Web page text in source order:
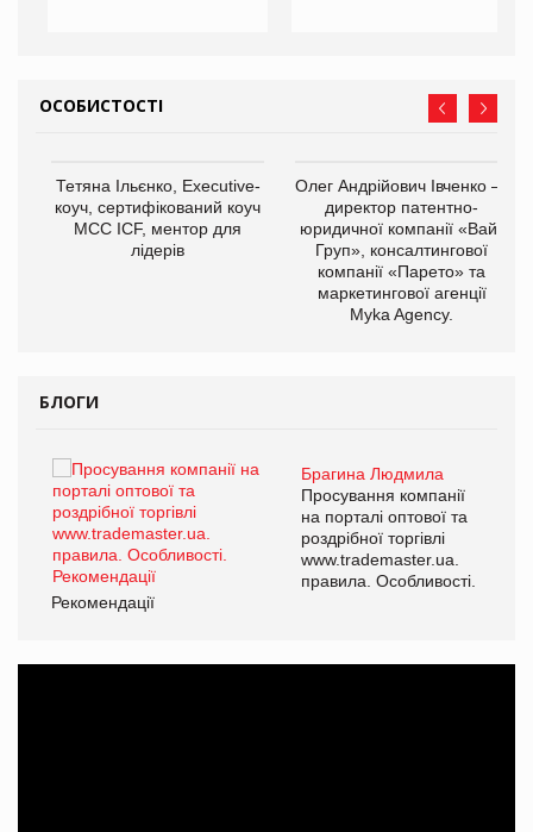
ОСОБИСТОСТІ
Тетяна Ільєнко, Executive-
коуч, сертифікований коуч
МСС ICF, ментор для
лідерів
Олег Андрійович Івченко —
директор патентно-
юридичної компанії «Вайз
Груп», консалтингової
компанії «Парето» та
маркетингової агенції
Myka Agency.
БЛОГИ
Брагина Людмила
Просування компанії
на порталі оптової та
роздрібної торгівлі
www.trademaster.ua.
правила. Особливості.
Рекомендації